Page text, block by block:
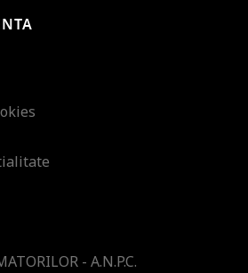
- A.N.P.C.